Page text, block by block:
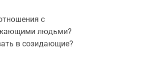
с
людьми?
в созидающие?